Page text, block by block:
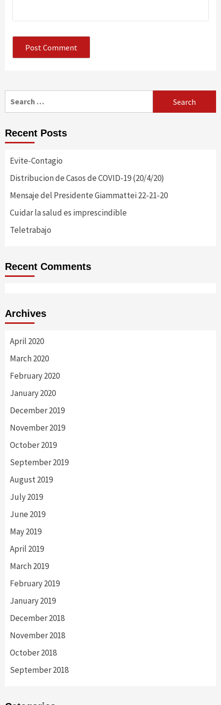
Recent Posts
Evite-Contagio
Distribucion de Casos de COVID-19 (20/4/20)
Mensaje del Presidente Giammattei 22-21-20
Cuidar la salud es imprescindible
Teletrabajo
Recent Comments
Archives
April 2020
March 2020
February 2020
January 2020
December 2019
November 2019
October 2019
September 2019
August 2019
July 2019
June 2019
May 2019
April 2019
March 2019
February 2019
January 2019
December 2018
November 2018
October 2018
September 2018